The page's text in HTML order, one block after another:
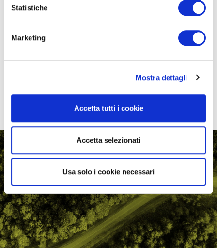
Statistiche
Marketing
Mostra dettagli
Accetta tutti i cookie
Accetta selezionati
Usa solo i cookie necessari